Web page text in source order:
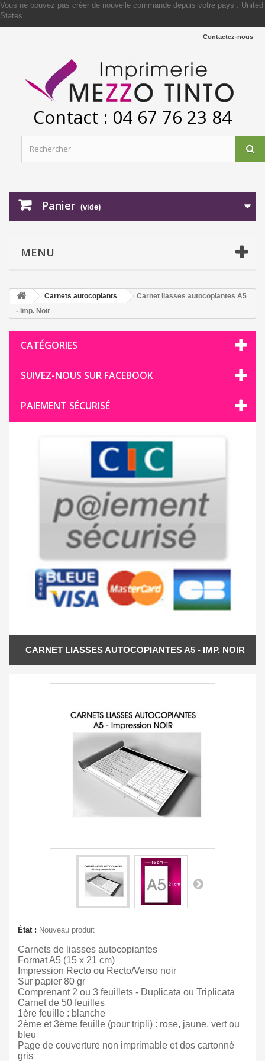
Vous ne pouvez pas créer de nouvelle commande depuis votre pays : United
States
Contactez-nous
Contact : 04 67 76 23 84
Panier (vide)
MENU
Carnets autocopiants
Carnet liasses autocopiantes A5
- Imp. Noir
CATÉGORIES
SUIVEZ-NOUS SUR FACEBOOK
PAIEMENT SÉCURISÉ
CARNET LIASSES AUTOCOPIANTES A5 - IMP. NOIR
État : Nouveau produit
Carnets de liasses autocopiantes
Format A5 (15 x 21 cm)
Impression Recto ou Recto/Verso noir
Sur papier 80 gr
Comprenant 2 ou 3 feuillets - Duplicata ou Triplicata
Carnet de 50 feuilles
1ère feuille : blanche
2ème et 3ème feuille (pour tripli) : rose, jaune, vert ou
bleu
Page de couverture non imprimable et dos cartonné
gris